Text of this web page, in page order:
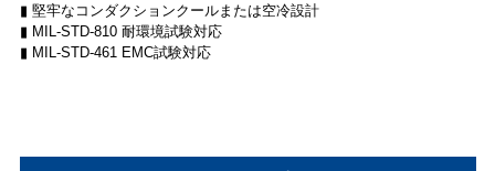
▮ 堅牢なコンダクションクールまたは空冷設計
▮ MIL-STD-810 耐環境試験対応
▮ MIL-STD-461 EMC試験対応